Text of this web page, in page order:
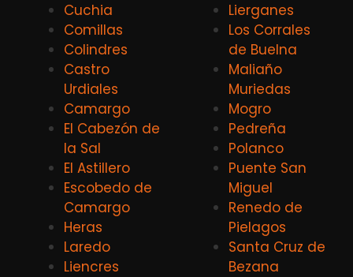
Cuchia
Comillas
Colindres
Castro
Urdiales
Camargo
El Cabezón de
la Sal
El Astillero
Escobedo de
Camargo
Heras
Laredo
Liencres
Lierganes
Los Corrales
de Buelna
Maliaño
Muriedas
Mogro
Pedreña
Polanco
Puente San
Miguel
Renedo de
Pielagos
Santa Cruz de
Bezana